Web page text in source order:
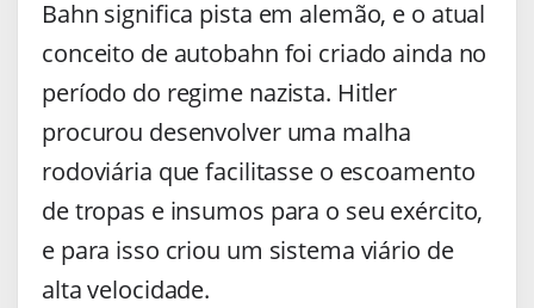
Bahn significa pista em alemão, e o atual
conceito de autobahn foi criado ainda no
período do regime nazista. Hitler
procurou desenvolver uma malha
rodoviária que facilitasse o escoamento
de tropas e insumos para o seu exército,
e para isso criou um sistema viário de
alta velocidade.